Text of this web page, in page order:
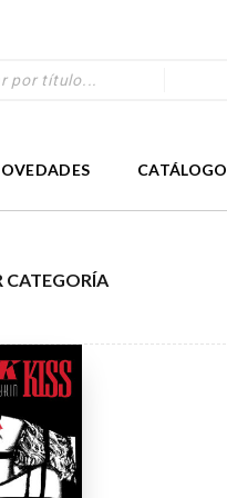
CATÁLOGO
CATEGORÍA